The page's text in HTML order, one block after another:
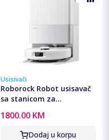
Usisivači
Roborock Robot usisavač
sa stanicom za
18.500 Pa - Qrevo C Pro
White
1800.00 KM
Dodaj u korpu